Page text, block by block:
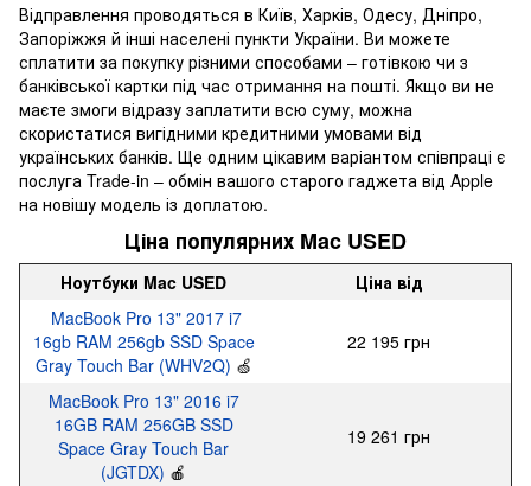
Відправлення проводяться в Київ, Харків, Одесу, Дніпро,
Запоріжжя й інші населені пункти України. Ви можете
сплатити за покупку різними способами – готівкою чи з
банківської картки під час отримання на пошті. Якщо ви не
маєте змоги відразу заплатити всю суму, можна
скористатися вигідними кредитними умовами від
українських банків. Ще одним цікавим варіантом співпраці є
послуга Trade-in – обмін вашого старого гаджета від Apple
на новішу модель із доплатою.
Ціна популярних Mac USED
Ноутбуки Mac USED
Ціна від
MacBook Pro 13" 2017 i7
16gb RAM 256gb SSD Space
Gray Touch Bar (WHV2Q) 🍏
22 195 грн
MacBook Pro 13" 2016 i7
16GB RAM 256GB SSD
Space Gray Touch Bar
(JGTDX) 🍎
19 261 грн